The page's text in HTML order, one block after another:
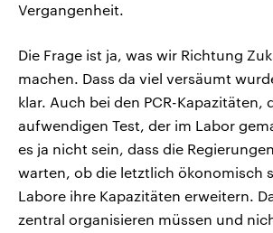
Vergangenheit.
Die Frage ist ja, was wir Richtung
machen. Dass da viel versäumt
klar. Auch bei den PCR-Kapazitäten,
aufwendigen Test, der im Labor
es ja nicht sein, dass die
warten, ob die letztlich ökonomisch
Labore ihre Kapazitäten erweitern.
zentral organisieren müssen und